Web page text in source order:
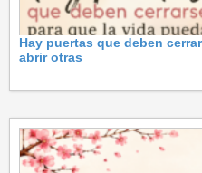
Hay puertas que deben
abrir otras